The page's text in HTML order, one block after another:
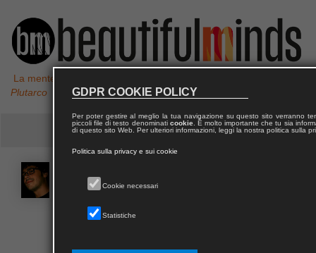
La mente non è un vaso da riempire, ma un fuoco da accendere,
Plutarco
Andrea
Andrea Capaccioli, dottore forestale, dottore di
professionista.
GDPR COOKIE POLICY
Per poter gestire al meglio la tua navigazione su questo sito verranno
piccoli file di testo denominati cookie. È molto importante che tu sia
di questo sito Web. Per ulteriori informazioni, leggi la nostra politica sulla
Politica sulla privacy e sui cookie
Cookie necessari
Statistiche